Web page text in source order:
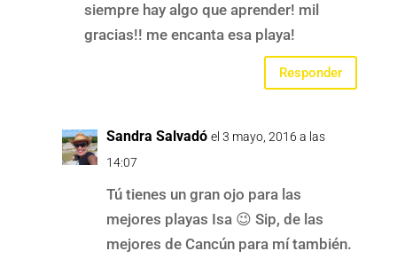
siempre hay algo que aprender! mil
gracias!! me encanta esa playa!
Responder
Sandra Salvadó el 3 mayo, 2016 a las
14:07
Tú tienes un gran ojo para las
mejores playas Isa 😉 Sip, de las
mejores de Cancún para mí también.